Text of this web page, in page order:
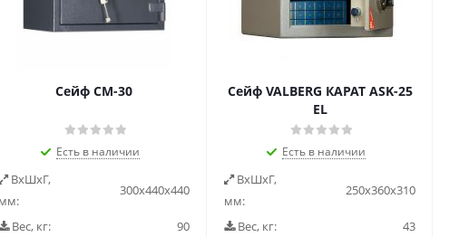
Сейф СМ-30
Есть в наличии
ВxШxГ,
мм:
300х440х440
Вес, кг: 90
Сейф VALBERG КАРАТ ASK-25
EL
Есть в наличии
ВxШxГ,
мм:
250х360х310
Вес, кг: 43